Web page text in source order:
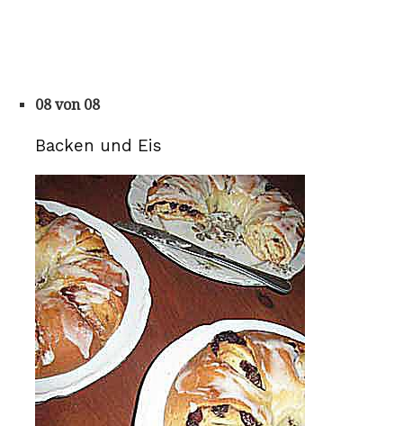
08 von 08
Backen und Eis